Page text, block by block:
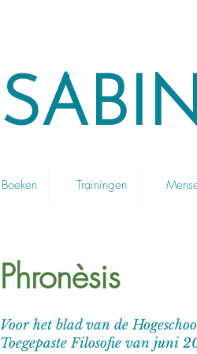
Boeken Trainingen
Phronèsis
Voor het blad van de
Toegepaste Filosofie van juni